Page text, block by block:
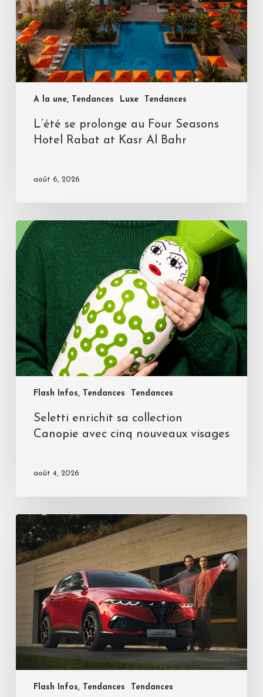
A la une, Tendances Luxe Tendances
L’été se prolonge au Four Seasons
Hotel Rabat at Kasr Al Bahr
août 6, 2026
Flash Infos, Tendances Tendances
Seletti enrichit sa collection
Canopie avec cinq nouveaux visages
août 4, 2026
Flash Infos, Tendances Tendances